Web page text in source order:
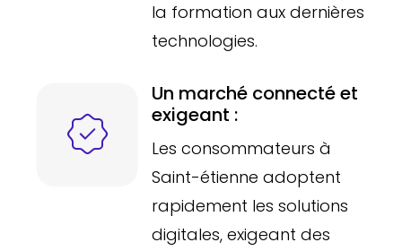
la formation aux dernières
technologies.
Un marché connecté et
exigeant :
Les consommateurs à
Saint-étienne adoptent
rapidement les solutions
digitales, exigeant des